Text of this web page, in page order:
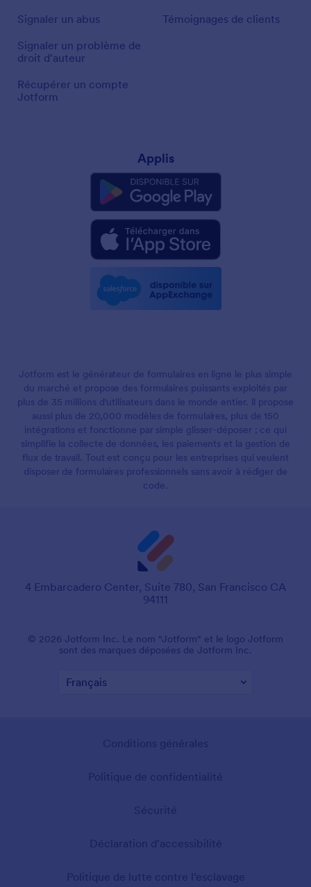
Signaler un abus
Signaler un problème de
droit d'auteur
Récupérer un compte
Jotform
Témoignages de clients
Applis
Jotform est le générateur de formulaires en ligne le plus simple
du marché et propose des formulaires puissants exploités par
plus de 35 millions d'utilisateurs dans le monde entier. Il propose
aussi plus de 20,000 modèles de formulaires, plus de 150
intégrations et fonctionne par simple glisser-déposer ; ce qui
simplifie la collecte de données, les paiements et la gestion de
flux de travail. Tout est conçu pour les entreprises qui veulent
disposer de formulaires professionnels sans avoir à rédiger de
code.
4 Embarcadero Center, Suite 780, San Francisco CA
94111
© 2026 Jotform Inc. Le nom "Jotform" et le logo Jotform
sont des marques déposées de Jotform Inc.
Conditions générales
Politique de confidentialité
Sécurité
Déclaration d'accessibilité
Politique de lutte contre l’esclavage